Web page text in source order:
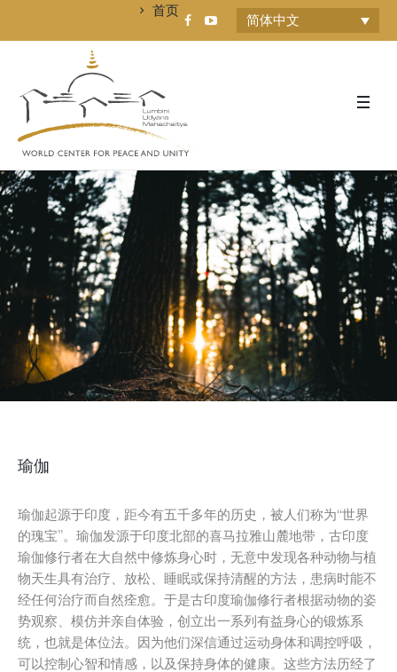
首页
简体中文
瑜伽
瑜伽起源于印度，距今有五千多年的历史，被人们称为“世界
的瑰宝”。瑜伽发源于印度北部的喜马拉雅山麓地带，古印度
瑜伽修行者在大自然中修炼身心时，无意中发现各种动物与植
物天生具有治疗、放松、睡眠或保持清醒的方法，患病时能不
经任何治疗而自然痊愈。于是古印度瑜伽修行者根据动物的姿
势观察、模仿并亲自体验，创立出一系列有益身心的锻炼系
统，也就是体位法。因为他们深信通过运动身体和调控呼吸，
可以控制心智和情感，以及保持身体的健康。这些方法历经了